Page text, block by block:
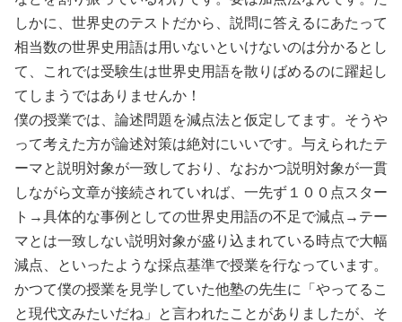
しかに、世界史のテストだから、説問に答えるにあたって
相当数の世界史用語は用いないといけないのは分かるとし
て、これでは受験生は世界史用語を散りばめるのに躍起し
てしまうではありませんか！
僕の授業では、論述問題を減点法と仮定してます。そうや
って考えた方が論述対策は絶対にいいです。与えられたテ
ーマと説明対象が一致しており、なおかつ説明対象が一貫
しながら文章が接続されていれば、一先ず１００点スター
ト→具体的な事例としての世界史用語の不足で減点→テー
マとは一致しない説明対象が盛り込まれている時点で大幅
減点、といったような採点基準で授業を行なっています。
かつて僕の授業を見学していた他塾の先生に「やってるこ
と現代文みたいだね」と言われたことがありましたが、そ